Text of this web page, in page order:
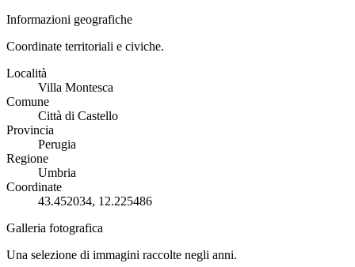
Informazioni geografiche
Coordinate territoriali e civiche.
Località
Villa Montesca
Comune
Città di Castello
Provincia
Perugia
Regione
Umbria
Coordinate
43.452034, 12.225486
Galleria fotografica
Una selezione di immagini raccolte negli anni.